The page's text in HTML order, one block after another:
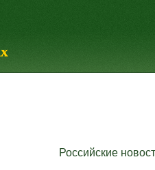
Российские